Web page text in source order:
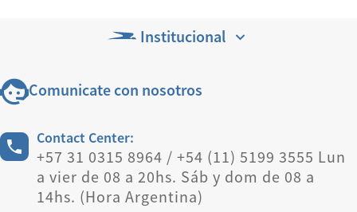
Institucional
Comunicate con nosotros
Contact Center:
+57 31 0315 8964 / +54 (11) 5199 3555 Lun
a vier de 08 a 20hs. Sáb y dom de 08 a
14hs. (Hora Argentina)